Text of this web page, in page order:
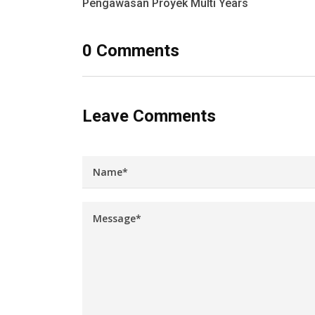
Pengawasan Proyek Multi Years
0 Comments
Leave Comments